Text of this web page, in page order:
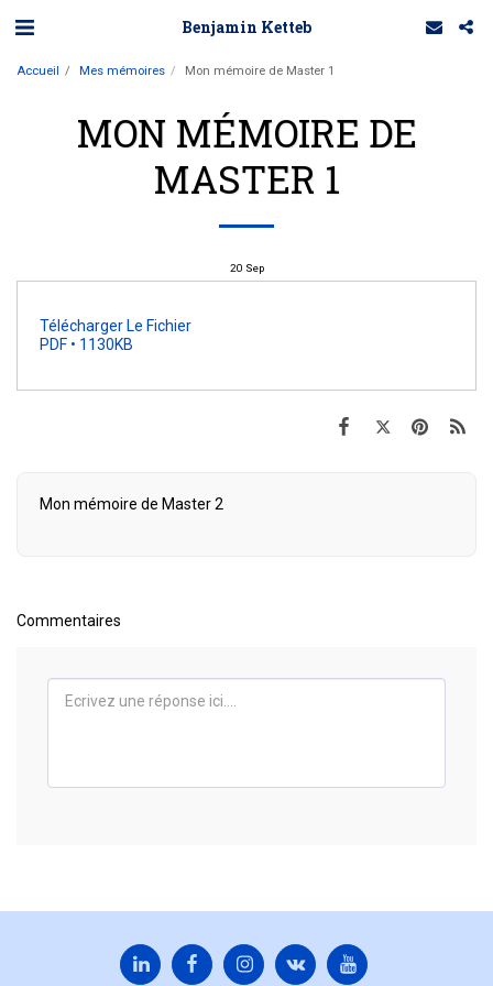
Benjamin Ketteb
Accueil Mes mémoires Mon mémoire de Master 1
MON MÉMOIRE DE
MASTER 1
20 Sep
Télécharger Le Fichier
PDF • 1130KB
Mon mémoire de Master 2
Commentaires